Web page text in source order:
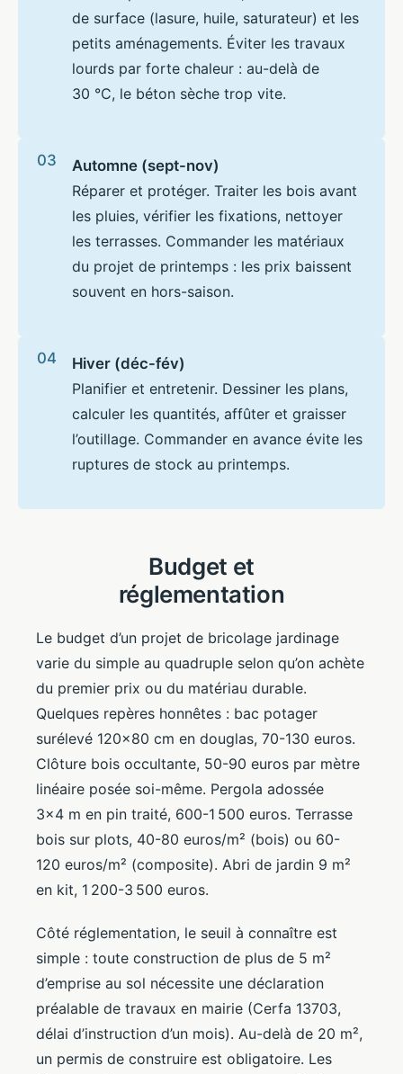
de surface (lasure, huile, saturateur) et les
petits aménagements. Éviter les travaux
lourds par forte chaleur : au-delà de
30 °C, le béton sèche trop vite.
Automne (sept-nov)
Réparer et protéger. Traiter les bois avant
les pluies, vérifier les fixations, nettoyer
les terrasses. Commander les matériaux
du projet de printemps : les prix baissent
souvent en hors-saison.
Hiver (déc-fév)
Planifier et entretenir. Dessiner les plans,
calculer les quantités, affûter et graisser
l’outillage. Commander en avance évite les
ruptures de stock au printemps.
Budget et
réglementation
Le budget d’un projet de bricolage jardinage
varie du simple au quadruple selon qu’on achète
du premier prix ou du matériau durable.
Quelques repères honnêtes : bac potager
surélevé 120×80 cm en douglas, 70-130 euros.
Clôture bois occultante, 50-90 euros par mètre
linéaire posée soi-même. Pergola adossée
3×4 m en pin traité, 600-1 500 euros. Terrasse
bois sur plots, 40-80 euros/m² (bois) ou 60-
120 euros/m² (composite). Abri de jardin 9 m²
en kit, 1 200-3 500 euros.
Côté réglementation, le seuil à connaître est
simple : toute construction de plus de 5 m²
d’emprise au sol nécessite une déclaration
préalable de travaux en mairie (Cerfa 13703,
délai d’instruction d’un mois). Au-delà de 20 m²,
un permis de construire est obligatoire. Les